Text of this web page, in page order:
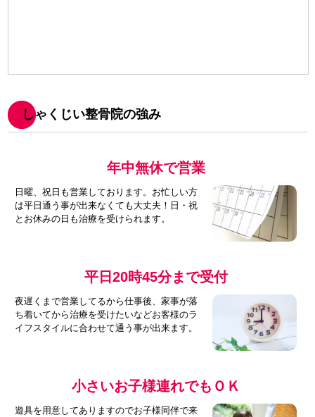
しゃくじい整骨院の強み
年中無休で営業
日曜、祝日も営業しております。お忙しい方
は平日通う事が出来なくても大丈夫！日・祝
とお休みの日も治療を受けられます。
平日20時45分まで受付
夜遅くまで営業してるから仕事後、家事が落
ち着いてから治療を受けたいなどお客様のラ
イフスタイルに合わせて通う事が出来ます。
小さいお子様連れでもＯＫ
遊具を用意してありますのでお子様同伴で来